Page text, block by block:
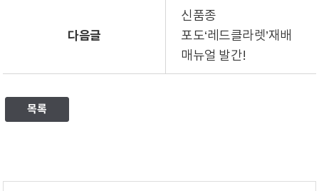
다음글
신품종
포도‘레드클라렛’재배
매뉴얼 발간!
목록